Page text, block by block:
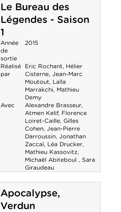
Le Bureau des
Légendes - Saison
1
Année
de
sortie
2015
Réalisé
par
Eric Rochant, Hélier
Cisterne, Jean-Marc
Moutout, Laïla
Marrakchi, Mathieu
Demy
Avec
Alexandre Brasseur,
Atmen Kelif, Florence
Loiret-Caille, Gilles
Cohen, Jean-Pierre
Darroussin, Jonathan
Zaccaï, Léa Drucker,
Mathieu Kassovitz,
Michaël Abiteboul , Sara
Giraudeau
Apocalypse,
Verdun